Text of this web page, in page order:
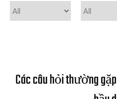
Các câu hỏi thường